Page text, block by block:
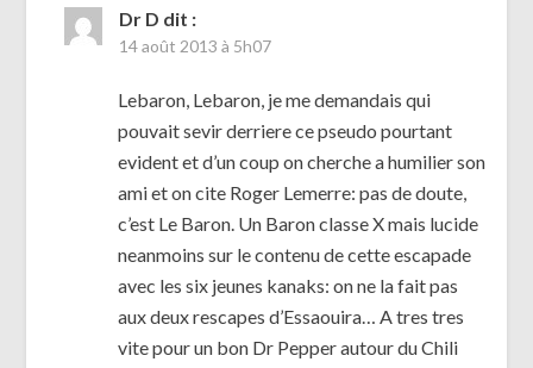
Dr D dit :
14 août 2013 à 5h07
Lebaron, Lebaron, je me demandais qui
pouvait sevir derriere ce pseudo pourtant
evident et d’un coup on cherche a humilier son
ami et on cite Roger Lemerre: pas de doute,
c’est Le Baron. Un Baron classe X mais lucide
neanmoins sur le contenu de cette escapade
avec les six jeunes kanaks: on ne la fait pas
aux deux rescapes d’Essaouira… A tres tres
vite pour un bon Dr Pepper autour du Chili